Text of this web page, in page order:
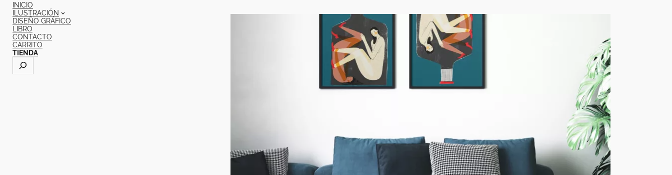
INICIO
ILUSTRACIÓN
DISEÑO GRÁFICO
LIBRO
CONTACTO
CARRITO
TIENDA